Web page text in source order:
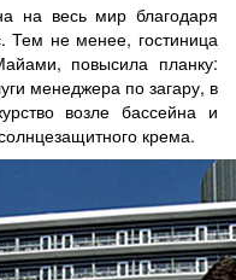
на весь мир благодаря
Тем не менее, гостиница
повысила планку:
менеджера по загару, в
возле бассейна и
крема.